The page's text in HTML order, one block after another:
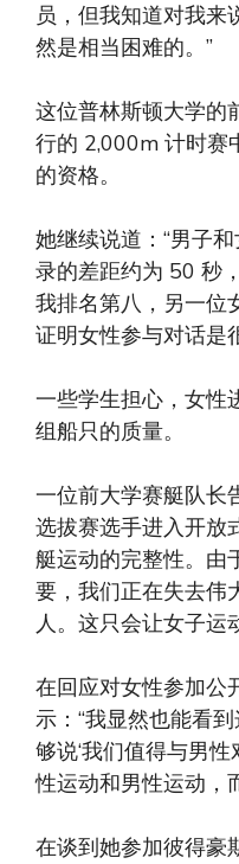
员，但我知道对我来
然是相当困难的。”
这位普林斯顿大学的
行的 2,000m 计时赛
的资格。
她继续说道：“男子
录的差距约为 50 秒
我排名第八，另一位
证明女性参与对话是
一些学生担心，女性
组船只的质量。
一位前大学赛艇队长
选拔赛选手进入开放
艇运动的完整性。由
要，我们正在失去伟
人。这只会让女子运
在回应对女性参加公
示：“我显然也能看
够说‘我们值得与男
性运动和男性运动，
在谈到她参加彼得豪